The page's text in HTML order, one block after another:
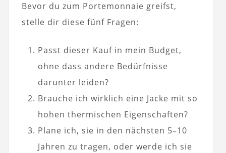
Bevor du zum Portemonnaie greifst,
stelle dir diese fünf Fragen:
Passt dieser Kauf in mein Budget,
ohne dass andere Bedürfnisse
darunter leiden?
Brauche ich wirklich eine Jacke mit so
hohen thermischen Eigenschaften?
Plane ich, sie in den nächsten 5–10
Jahren zu tragen, oder werde ich sie